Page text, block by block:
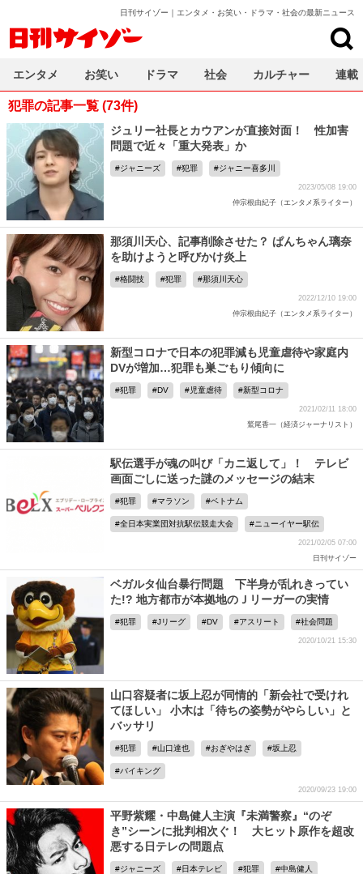
日刊サイゾー｜エンタメ・お笑い・ドラマ・社会の最新ニュース
犯罪の記事一覧 (73件)
ジュリー社長とカウアンが直接対面！ 性加害
問題で近々「重大発表」か
ジャニーズ 犯罪 ジャニー喜多川
2023/05/08 19:00
仲宗根由紀子（エンタメ系ライター）
那須川天心、記事削除させた？ ぱんちゃん璃奈
を助けようと呼びかけ炎上
格闘技 犯罪 那須川天心
2022/12/10 19:00
仲宗根由紀子（エンタメ系ライター）
新型コロナで日本の犯罪減も児童虐待や家庭内
DVが増加…犯罪も巣ごもり傾向に
犯罪 DV 児童虐待 新型コロナ
2021/02/11 18:00
鷲尾香一（経済ジャーナリスト）
駅伝選手が魂の叫び「カニ返して」！ テレビ
画面ごしに送った謎のメッセージの結末
犯罪 マラソン ベトナム
全日本実業団対抗駅伝競走大会 ニューイヤー駅伝
2021/02/05 07:00
日刊サイゾー
ベガルタ仙台暴行問題 下半身が乱れきってい
た!? 地方都市が本拠地のＪリーガーの実情
犯罪 Jリーグ DV アスリート 社会問題
2020/10/21 15:30
山口容疑者に坂上忍が同情的「新会社で受けれ
てほしい」 小木は「待ちの姿勢がやらしい」と
バッサリ
犯罪 山口達也 おぎやはぎ 坂上忍
バイキング
2020/09/23 19:00
平野紫耀・中島健人主演『未満警察』“のぞ
き”シーンに批判相次ぐ！ 大ヒット原作を超改
悪する日テレの問題点
ジャニーズ 日本テレビ 犯罪 中島健人
エンタメ お笑い ドラマ 社会 カルチャー 連載